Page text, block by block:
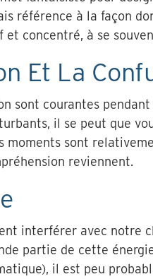
référence à la façon
concentré, à se
Et La
sont courantes
il se peut que
moments sont
reviennent.
interférer avec notre
partie de cette
il est peu